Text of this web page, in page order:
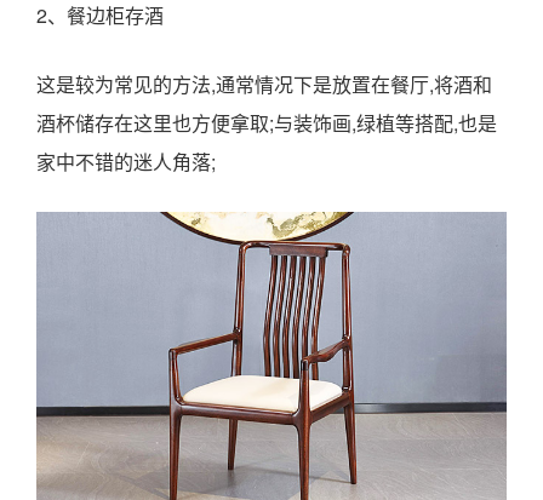
2、餐边柜存酒
这是较为常见的方法,通常情况下是放置在餐厅,将酒和
酒杯储存在这里也方便拿取;与装饰画,绿植等搭配,也是
家中不错的迷人角落;